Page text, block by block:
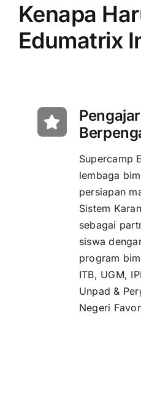
Kenapa
Edumatrix
Supercamp
lembaga
persiapan
Sistem
sebagai
siswa
program
ITB, UGM,
Unpad &
Negeri